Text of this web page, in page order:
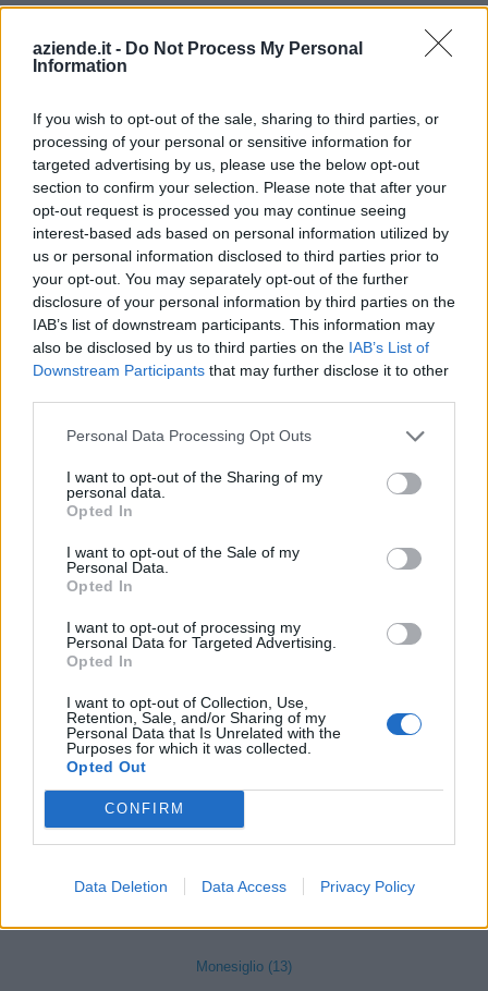
aziende.it - Do Not Process My Personal
Information
If you wish to opt-out of the sale, sharing to third parties, or
processing of your personal or sensitive information for
targeted advertising by us, please use the below opt-out
section to confirm your selection. Please note that after your
opt-out request is processed you may continue seeing
interest-based ads based on personal information utilized by
us or personal information disclosed to third parties prior to
your opt-out. You may separately opt-out of the further
disclosure of your personal information by third parties on the
IAB’s list of downstream participants. This information may
also be disclosed by us to third parties on the IAB’s List of
Downstream Participants that may further disclose it to other
Personal Data Processing Opt Outs
I want to opt-out of the Sharing of my
personal data.
Opted In
I want to opt-out of the Sale of my
Personal Data.
Opted In
I want to opt-out of processing my
Personal Data for Targeted Advertising.
Opted In
I want to opt-out of Collection, Use,
Retention, Sale, and/or Sharing of my
Personal Data that Is Unrelated with the
Purposes for which it was collected.
Opted Out
CONFIRM
Data Deletion Data Access Privacy Policy
Lequio Tanaro (26)
Lesegno (12)
Levice (2)
Lisio (1)
Macra (1)
Magliano Alpi (61)
Magliano Alfieri (21)
Melle (8)
Mombarcaro (6)
Mombasiglio (6)
Monastero di Vasco (9)
Monasterolo di Savigliano (35)
Monesiglio (13)